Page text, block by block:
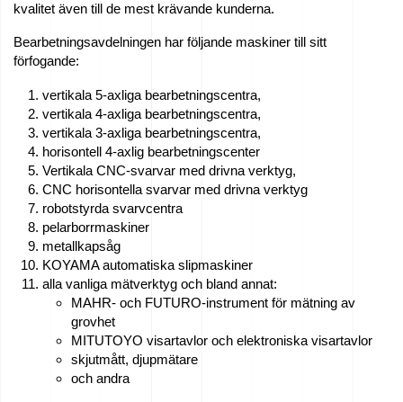
kvalitet även till de mest krävande kunderna.
Bearbetningsavdelningen har följande maskiner till sitt
förfogande:
vertikala 5-axliga bearbetningscentra,
vertikala 4-axliga bearbetningscentra,
vertikala 3-axliga bearbetningscentra,
horisontell 4-axlig bearbetningscenter
Vertikala CNC-svarvar med drivna verktyg,
CNC horisontella svarvar med drivna verktyg
robotstyrda svarvcentra
pelarborrmaskiner
metallkapsåg
KOYAMA automatiska slipmaskiner
alla vanliga mätverktyg och bland annat:
MAHR- och FUTURO-instrument för mätning av
grovhet
MITUTOYO visartavlor och elektroniska visartavlor
skjutmått, djupmätare
och andra